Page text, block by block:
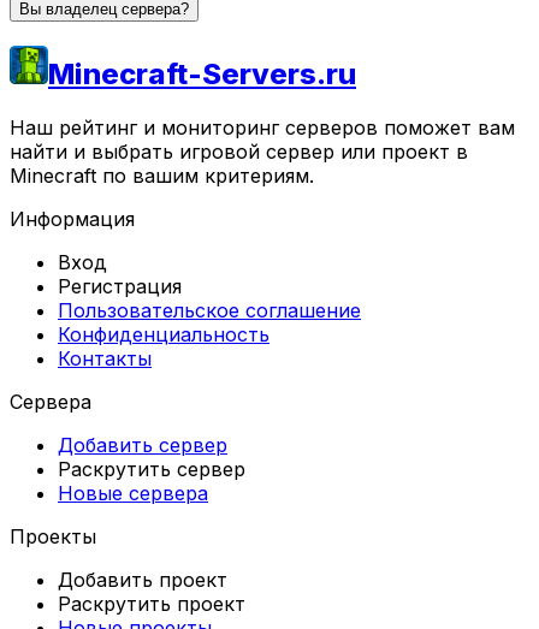
Вы владелец сервера?
Minecraft-Servers.ru
Наш рейтинг и мониторинг серверов поможет вам
найти и выбрать игровой сервер или проект в
Minecraft по вашим критериям.
Информация
Вход
Регистрация
Пользовательское соглашение
Конфиденциальность
Контакты
Сервера
Добавить сервер
Раскрутить сервер
Новые сервера
Проекты
Добавить проект
Раскрутить проект